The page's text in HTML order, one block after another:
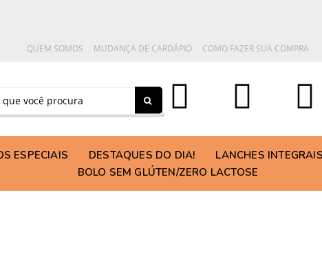
QUEM SOMOS MUDANÇA DE CARDÁPIO COMO FAZER SUA COMPRA
ESPECIAIS DESTAQUES DO DIA!
LANCHES
BOLO SEM GLÚTEN/ZERO LACTOSE